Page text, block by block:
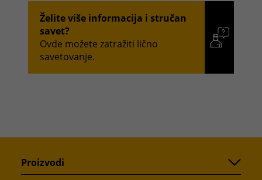
Želite više informacija i stručan
savet?
Ovde možete zatražiti lično
savetovanje.
Proizvodi